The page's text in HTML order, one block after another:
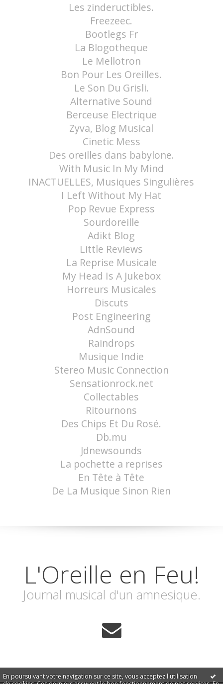
En poursuivant votre navigation sur ce site, vous acceptez l'utilisation
Les zindeructibles.
Freezeec.
Bootlegs Fr
La Blogotheque
Le Mellotron
Bon Pour Les Oreilles.
Le Son Du Grisli.
Alternative Sound
Berceuse Electrique
Zyva, Blog Musical
Cinetic Mess
Des oreilles dans babylone.
With Music In My Mind
INACTUELLES, Musiques Singulières
I Left Without My Hat
Pop Revue Express
Sourdoreille
Adikt Blog
Little Reviews
La Reprise Musicale
My Head Is A Jukebox
Horreurs Musicales
Discuts
Post Engineering
AdnSound
Raindrops
Musique Indie
Stereo Music Connection
Sensationrock.net
Collectables
Ritournons
Des Chips Et Du Rosé.
Db.mu
Jdnewsounds
La pochette a reprises
En Tête à Tête
De La Musique Sinon Rien
L'Oreille en Feu!
Journal musical d'un amnesique.